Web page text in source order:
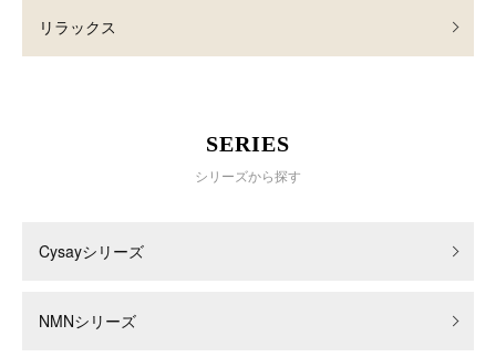
リラックス
SERIES
シリーズから探す
Cysayシリーズ
NMNシリーズ